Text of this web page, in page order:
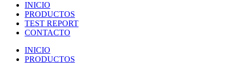
INICIO
PRODUCTOS
TEST REPORT
CONTACTO
INICIO
PRODUCTOS